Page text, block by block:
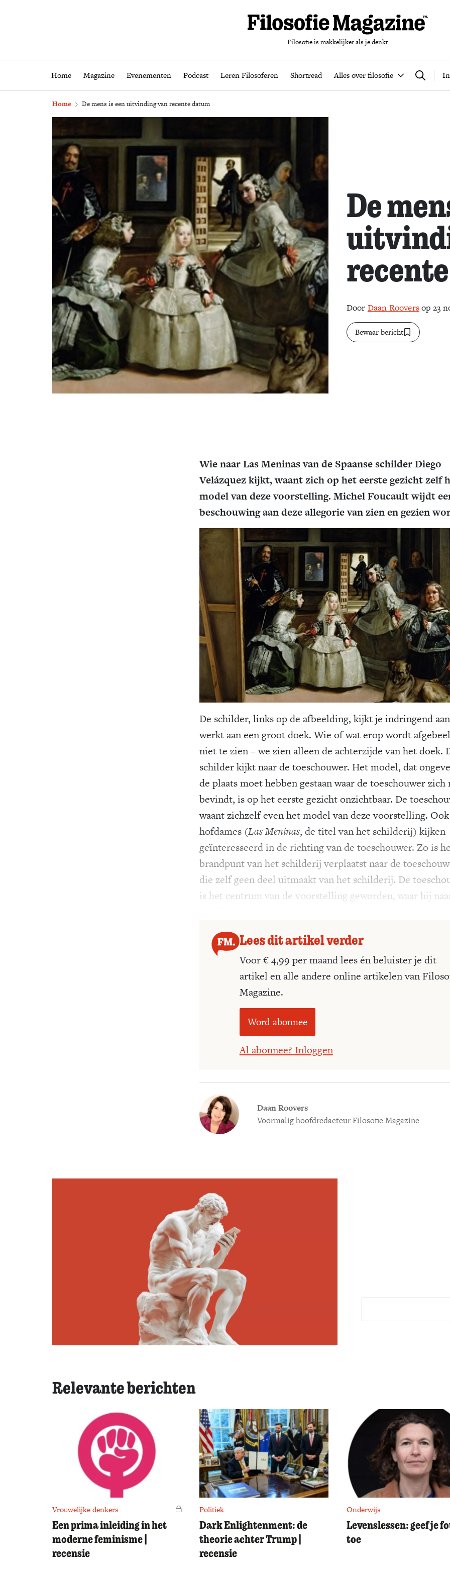
Filosofie is makkelijker als je denkt
Home Magazine Evenementen Podcast Leren Filosoferen Shortread Alles over filosofie Zoeken
Home Magazine Evenementen Podcast Leren Filosoferen Shortread Alles over
Home De mens is een uitvinding van recente datum
De
Door Daan Rooversop 23
Bewaar bericht
Wie naar Las Meninas van de Spaanse schilder Diego
Velázquez kijkt, waant zich op het eerste gezicht zelf
model van deze voorstelling. Michel Foucault wijdt
beschouwing aan deze allegorie van zien en gezien
De schilder, links op de afbeelding, kijkt je indringend
werkt aan een groot doek. Wie of wat erop wordt
niet te zien – we zien alleen de achterzijde van het doek.
schilder kijkt naar de toeschouwer. Het model, dat
de plaats moet hebben gestaan waar de toeschouwer zich
bevindt, is op het eerste gezicht onzichtbaar. De
waant zichzelf even het model van deze voorstelling.
hofdames (Las Meninas, de titel van het schilderij) kijken
geïnteresseerd in de richting van de toeschouwer. Zo is
brandpunt van het schilderij verplaatst naar de
die zelf geen deel uitmaakt van het schilderij. De
is het centrum van de voorstelling geworden, waar hij
Lees dit artikel verder
Voor € 4,99 per maand lees én beluister je dit
artikel en alle andere online artikelen van
Magazine.
Word abonnee
Al abonnee? Inloggen
Daan Roovers
Voormalig hoofdredacteur Filosofie Magazine
Relevante berichten
Vrouwelijke denkers Voor leden
Een prima inleiding in het
moderne feminisme |
recensie
Politiek
Dark Enlightenment: de
theorie achter Trump |
recensie
Onderwijs
Levenslessen: geef je
toe